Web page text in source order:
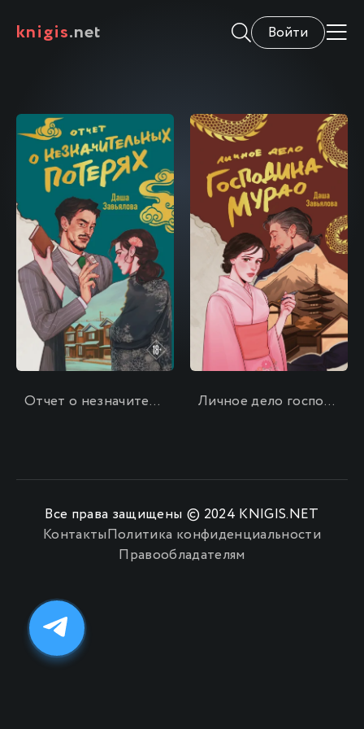
knigis.net Войти
Отчет о незначительных потерях
Личное дело господина Мурао
Все права защищены © 2024 KNIGIS.NET
КонтактыПолитика конфиденциальности
Правообладателям